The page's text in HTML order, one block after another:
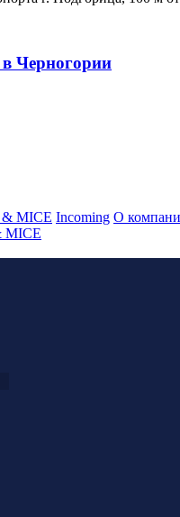
Черногории
& MICE Incoming О
MICE